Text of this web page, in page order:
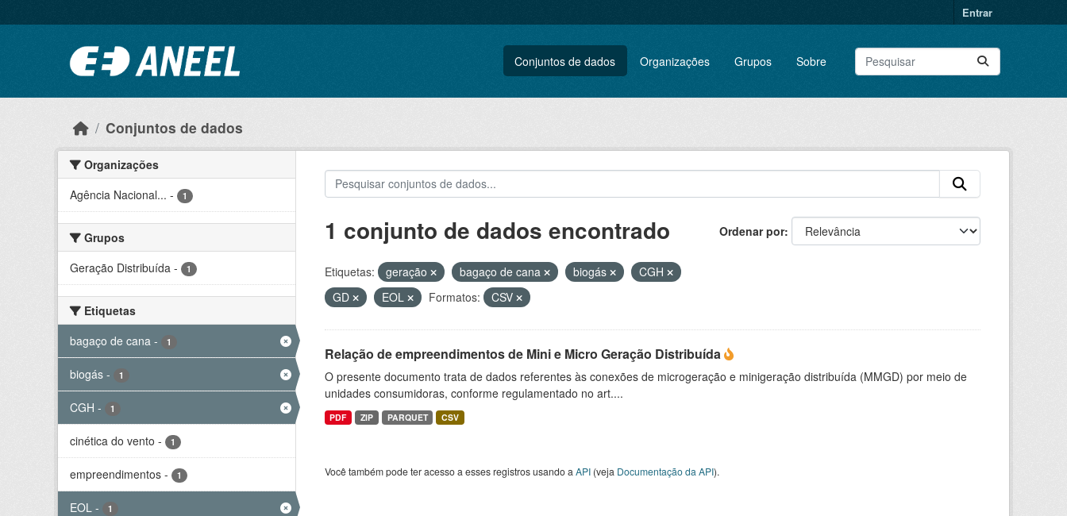
Entrar
Conjuntos de dados Organizações Grupos Sobre
Conjuntos de dados
Organizações
Agência Nacional... - 1
Grupos
Geração Distribuída - 1
Etiquetas
bagaço de cana - 1
biogás - 1
CGH - 1
cinética do vento - 1
empreendimentos - 1
EOL - 1
Ordenar por
1 conjunto de dados encontrado
Etiquetas: geração bagaço de cana biogás
CGH
GD
EOL Formatos: CSV
Relação de empreendimentos de Mini e Micro Geração Distribuída
O presente documento trata de dados referentes às conexões de microgeração e minigeração distribuída (MMGD) por meio de
unidades consumidoras, conforme regulamentado no art....
PDF ZIP PARQUET CSV
Você também pode ter acesso a esses registros usando a API(veja Documentação da API).